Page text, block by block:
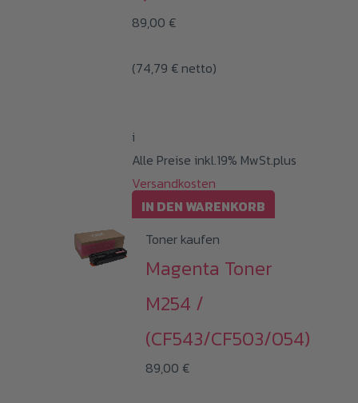
89,00 €
(74,79 € netto)
i
Alle Preise inkl.19% MwSt.plus
Versandkosten
IN DEN WARENKORB
Toner kaufen
Magenta Toner
M254 /
(CF543/CF503/054)
89,00 €